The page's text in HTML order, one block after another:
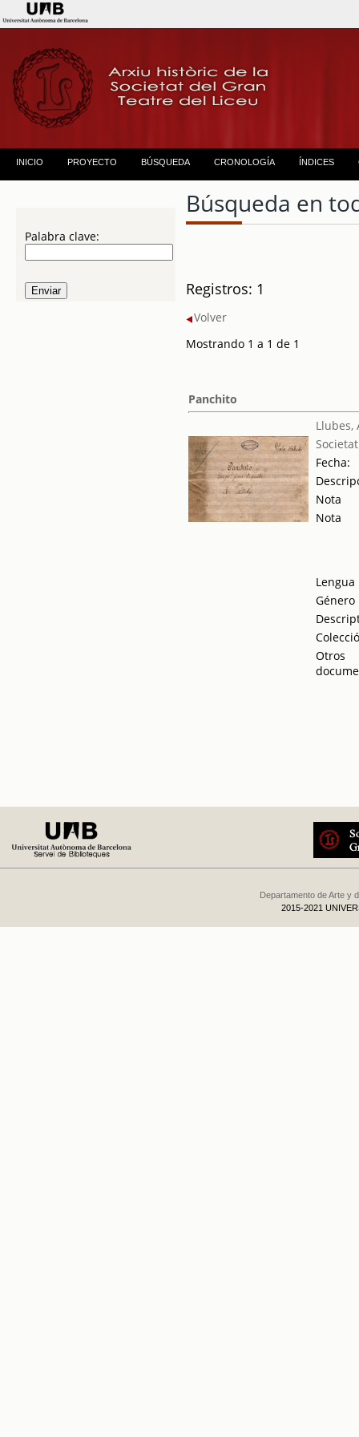
INICIO PROYECTO BÚSQUEDA CRONOLOGÍA ÍNDICES
Palabra clave:
Búsqueda en
Registros: 1
Volver
Mostrando 1 a 1 de 1
Panchito
Llubes,
Fecha:
Nota
Nota
Lengua
Género
Otros
Departamento de Arte y
2015-2021